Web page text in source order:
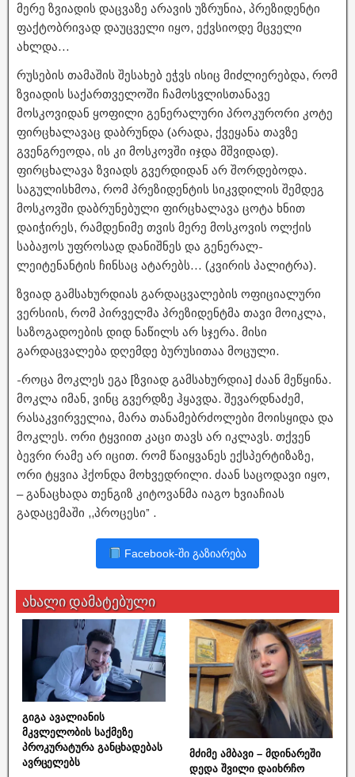
მერე ზვიადის დაცვაზე არავის უზრუნია, პრეზიდენტი
ფაქტობრივად დაუცველი იყო, ექვსიოდე მცველი
ახლდა…
რუსების თამაშის შესახებ ეჭვს ისიც მიძლიერებდა, რომ
ზვიადის საქართველოში ჩამოსვლისთანავე
მოსკოვიდან ყოფილი გენერალური პროკურორი კოტე
ფირცხალავაც დაბრუნდა (არადა, ქვეყანა თავზე
გვენგრეოდა, ის კი მოსკოვში იჯდა მშვიდად).
ფირცხალავა ზვიადს გვერდიდან არ შორდებოდა.
საგულისხმოა, რომ პრეზიდენტის სიკვდილის შემდეგ
მოსკოვში დაბრუნებული ფირცხალავა ცოტა ხნით
დაიჭირეს, რამდენიმე თვის მერე მოსკოვის ოლქის
საბაჟოს უფროსად დანიშნეს და გენერალ-
ლეიტენანტის ჩინსაც ატარებს… (კვირის პალიტრა).
ზვიად გამსახურდიას გარდაცვალების ოფიციალური
ვერსიის, რომ პირველმა პრეზიდენტმა თავი მოიკლა,
საზოგადოების დიდ ნაწილს არ სჯერა. მისი
გარდაცვალება დღემდე ბურუსითაა მოცული.
-როცა მოკლეს ეგა [ზვიად გამსახურდია] ძაან მეწყინა.
მოკლა იმან, ვინც გვერდზე ჰყავდა. შევარდნაძემ,
რასაკვირველია, მარა თანამებრძოლები მოისყიდა და
მოკლეს. ორი ტყვიით კაცი თავს არ იკლავს. თქვენ
ბევრი რამე არ იცით. რომ წაიყვანეს ექსპერტიზაზე,
ორი ტყვია ჰქონდა მოხვედრილი. ძაან საცოდავი იყო,
– განაცხადა თენგიზ კიტოვანმა იაგო ხვიაჩიას
გადაცემაში ,,პროცესი” .
Facebook-ში გაზიარება
ახალი დამატებული
გიგა ავალიანის
მკვლელობის საქმეზე
პროკურატურა განცხადებას
ავრცელებს
მძიმე ამბავი – მდინარეში
დედა შვილი დაიხრჩო